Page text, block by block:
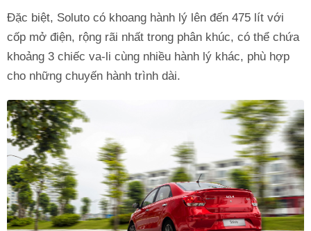
Đặc biệt, Soluto có khoang hành lý lên đến 475 lít với
cốp mở điện, rộng rãi nhất trong phân khúc, có thể chứa
khoảng 3 chiếc va-li cùng nhiều hành lý khác, phù hợp
cho những chuyến hành trình dài.